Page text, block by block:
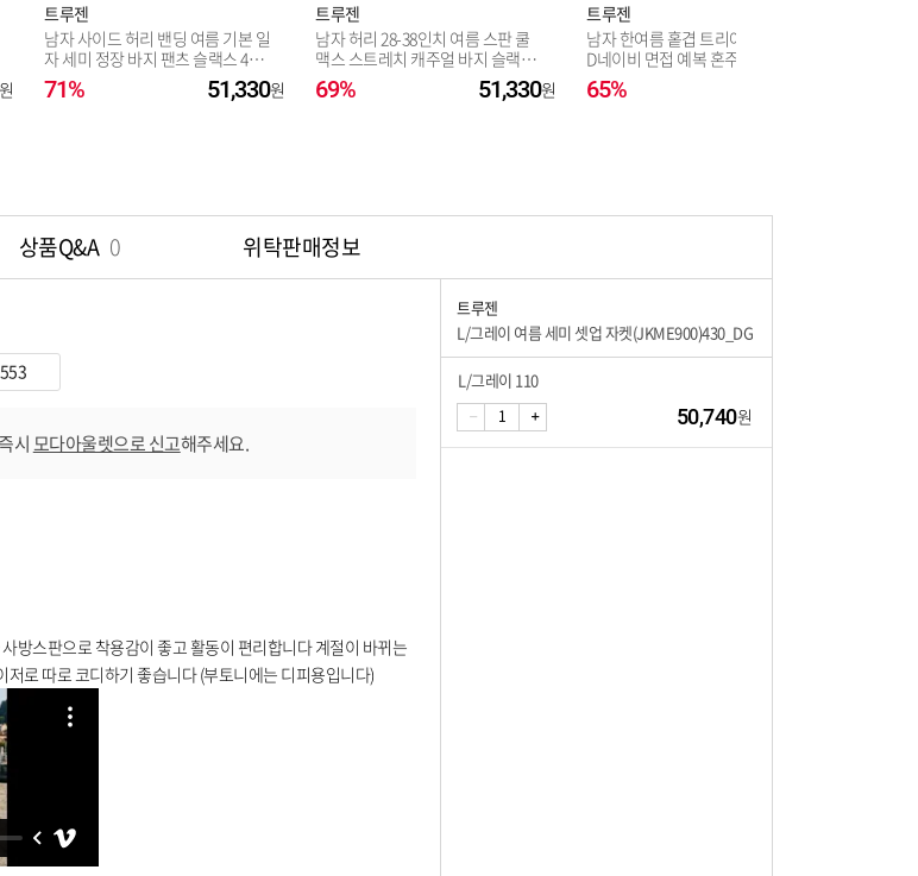
트루젠
남자 사이드 허리 밴딩 여름 기본 일
자 세미 정장 바지 팬츠 슬랙스 4컬
러 - 허리 38인치_JK
71% 51,330
트루젠
남자 허리 28-38인치 여름 스판 쿨
맥스 스트레치 캐주얼 바지 슬랙스
팬츠 2컬러
69% 51,330
트루젠
남자 한여름 홑겹 트리아세테이트
D네이비 면접 예복 혼주 빅사이즈
정장 수트 양복 세트 허리 40인치_J
K
65%
상품Q&A 0 위탁판매정보
시모다아울렛으로 신고해주세요.
트루젠
L/그레이 여름 세미 셋업 자켓(JKME900)430_DG
L/그레이 110
50,740